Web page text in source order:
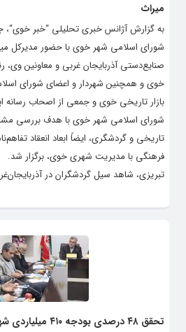
میراث
به گزارش آژانس خبری تحلیلی “خبر
شورای اسلامی شهر خوی با حضور مدیرکل
صنایع‌دستی آذربایجان غربی و معاونین وی،
خوی و همچنین شهردار و اعضای شورای
بازار تاریخی خوی و جمعی از اصحاب
شورای اسلامی شهر خوی با هدف بررسی
تاریخی و گردشگری، ایضاً ابعاد انعقاد
فرهنگی با مدیریت شهری خوی، برگزار شد.
تبریزی، شاهد سیل گردشگران در